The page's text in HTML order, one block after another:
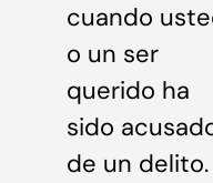
cuando
o un ser
querido ha
sido
de un delito.